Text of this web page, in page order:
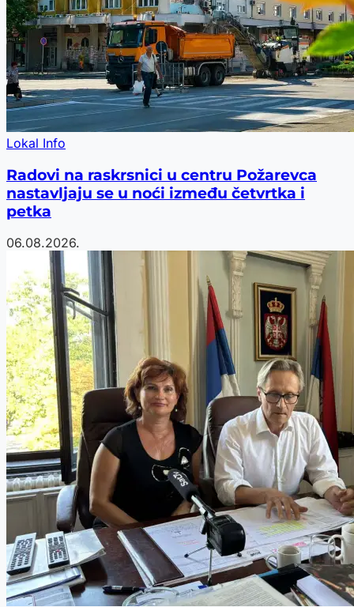
Lokal Info
Radovi na raskrsnici u centru Požarevca
nastavljaju se u noći između četvrtka i
petka
06.08.2026.